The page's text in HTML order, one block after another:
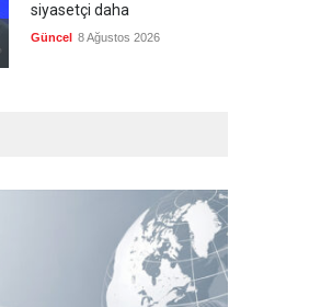
siyasetçi daha
Güncel 8 Ağustos 2026
Kolombiya, solcu Petro'nun
yerine aşırı sağcı Espriella'yı